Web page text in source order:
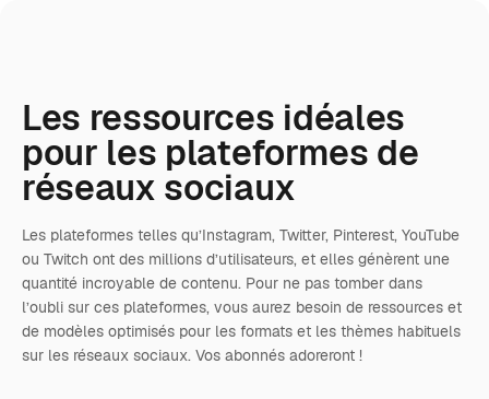
Les ressources idéales
pour les plateformes de
réseaux sociaux
Les plateformes telles qu’Instagram, Twitter, Pinterest, YouTube
ou Twitch ont des millions d’utilisateurs, et elles génèrent une
quantité incroyable de contenu. Pour ne pas tomber dans
l’oubli sur ces plateformes, vous aurez besoin de ressources et
de modèles optimisés pour les formats et les thèmes habituels
sur les réseaux sociaux. Vos abonnés adoreront !